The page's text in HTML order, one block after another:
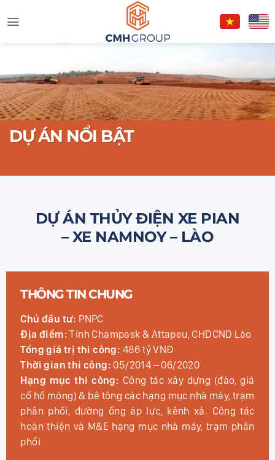
DỰ ÁN NỔI BẬT
ĐIỆN XE PIAN
– LÀO
& Attapeu, CHDCND Lào
486 tỷ VNĐ
05/2014 – 06/2020
Công tác xây dựng (đào, giá
các hạng mục nhà máy, trạm
ống áp lực, kênh xả. Công tác
hạng mục nhà máy, trạm phân
THÔNG TIN CHUNG
Địa điểm:thị trấn Cẩm
Phú Thọ
Tổng số vốn đầu tư:
Quy mô:72 căn biệt
liền kề
Xem thêm